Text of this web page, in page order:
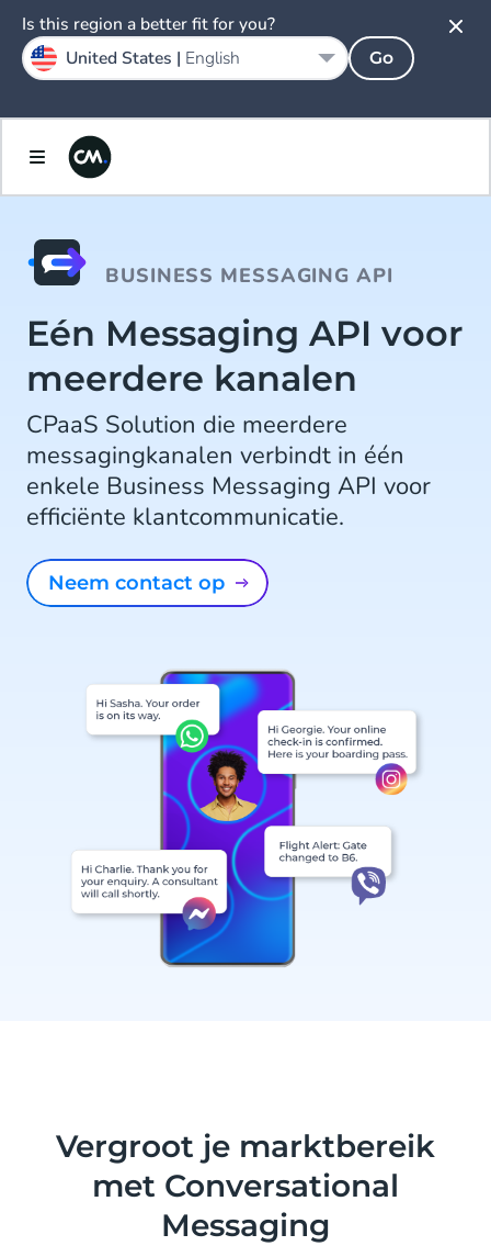
BUSINESS MESSAGING API
Eén Messaging API voor
meerdere kanalen
CPaaS Solution die meerdere
messagingkanalen verbindt in één
enkele Business Messaging API voor
efficiënte klantcommunicatie.
Neem contact op
Vergroot je marktbereik
met Conversational
Messaging
Is this region a better fit for you?
United States | English Go